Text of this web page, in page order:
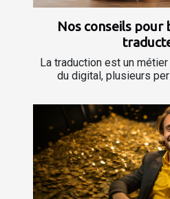
Nos conseils pour
La traduction est un
du digital, plusieurs